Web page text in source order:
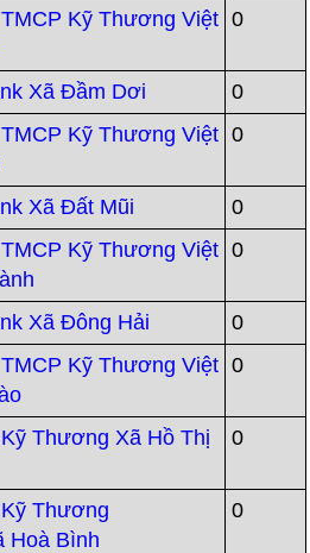
Kỹ Thương Việt 0
Xã Đầm Dơi
0
Kỹ Thương Việt 0
Xã Đất Mũi
0
Kỹ Thương Việt 0
Xã Đông Hải
0
Kỹ Thương Việt 0
Thương Xã Hồ Thị
0
Thương
Hoà Bình
0